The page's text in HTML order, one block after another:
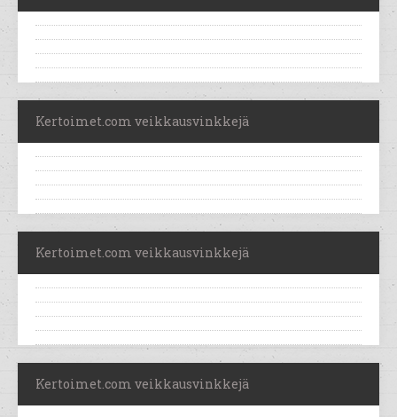
Kertoimet.com veikkausvinkkejä
Kertoimet.com veikkausvinkkejä
Kertoimet.com veikkausvinkkejä